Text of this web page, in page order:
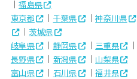
｜福島県
東京都
千葉県 ｜神奈川県
茨城県
岐阜県
静岡県 三重県
長野県
新潟県
山梨県
富山県
石川県 ｜福井県